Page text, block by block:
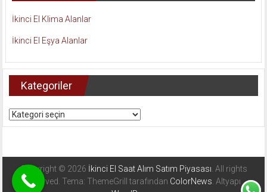
İkinci El Klima Alanlar
İkinci El Eşya Alanlar
Kategoriler
Kategoriler
Copyright © 2026 İkinci El Saat Alım Satım Piyasası. All rights
reserved. Tema: ThemeGrill tarafından ColorNews. Altyapı